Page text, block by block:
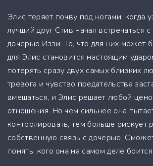
Элис теряет почву под ногами, когда
лучший друг Стив начал встречаться
дочерью Иззи. То, что для них может
для Элис становится настоящим
потерять сразу двух самых близких
тревога и чувство предательства
вмешаться, и Элис решает любой
отношения. Но чем сильнее она
контролировать, тем больше рискует
собственную связь с дочерью.
понять, кого она на самом деле